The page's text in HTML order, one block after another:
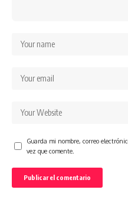
Guarda mi nombre, correo
vez que comente.